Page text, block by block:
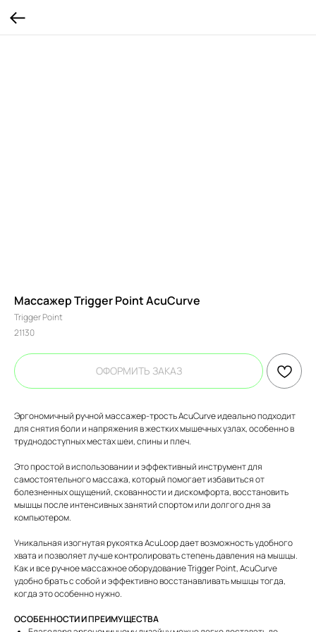
Массажер Trigger Point AcuCurve
Trigger Point
21130
ОФОРМИТЬ ЗАКАЗ
Эргономичный ручной массажер-трость AcuCurve идеально подходит
для снятия боли и напряжения в жестких мышечных узлах, особенно в
труднодоступных местах шеи, спины и плеч.
Это простой в использовании и эффективный инструмент для
самостоятельного массажа, который помогает избавиться от
болезненных ощущений, скованности и дискомфорта, восстановить
мышцы после интенсивных занятий спортом или долгого дня за
компьютером.
Уникальная изогнутая рукоятка AcuLoop дает возможность удобного
хвата и позволяет лучше контролировать степень давления на мышцы.
Как и все ручное массажное оборудование Trigger Point, AcuCurve
удобно брать с собой и эффективно восстанавливать мышцы тогда,
когда это особенно нужно.
ОСОБЕННОСТИ И ПРЕИМУЩЕСТВА